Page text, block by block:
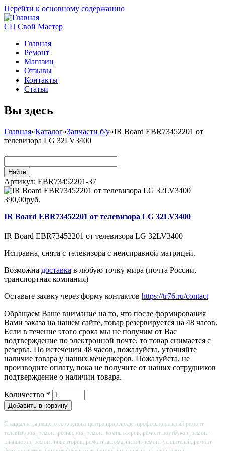
Перейти к основному содержанию
СЦ Свой Мастер
Главная
Ремонт
Магазин
Отзывы
Контакты
Статьи
Вы здесь
Главная»Каталог»Запчасти б/у»IR Board EBR73452201 от
телевизора LG 32LV3400
Артикул: EBR73452201-37
390,00руб.
IR Board EBR73452201 от телевизора LG 32LV3400
IR Board EBR73452201 от телевизора LG 32LV3400
Исправна, снята с телевизора с неисправной матрицей.
Возможна доставка в любую точку мира (почта России,
транспортная компания)
Оставьте заявку через форму контактов https://tr76.ru/contact
Обращаем Ваше внимание на то, что после формирования
Вами заказа на нашем сайте, товар резервируется на 48 часов.
Если в течение этого срока мы не получим от Вас
подтверждение по электронной почте, то товар снимается с
резерва. По истечении 48 часов, пожалуйста, уточняйте
наличие товара у наших менеджеров. Пожалуйста, не
производите оплату, пока не получите от наших сотрудников
подтверждение о наличии товара.
Количество *
Специалисты нашего сервисного центра производят профессиональный ремонт
телевизоров, ремонт ресиверов, ремонт компьютеров, ремонт ноутбуков, ремонт
планшетов, ремонт инверторов, ремонт автомагнитол, ремонт усилителей, ремонт